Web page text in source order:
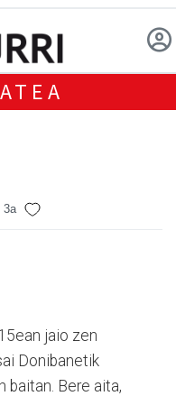
3a
jaio zen
Donibanetik
baitan. Bere aita,